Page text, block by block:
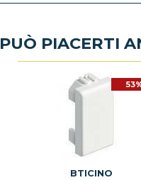
PUÒ PIACERTI
BTICINO